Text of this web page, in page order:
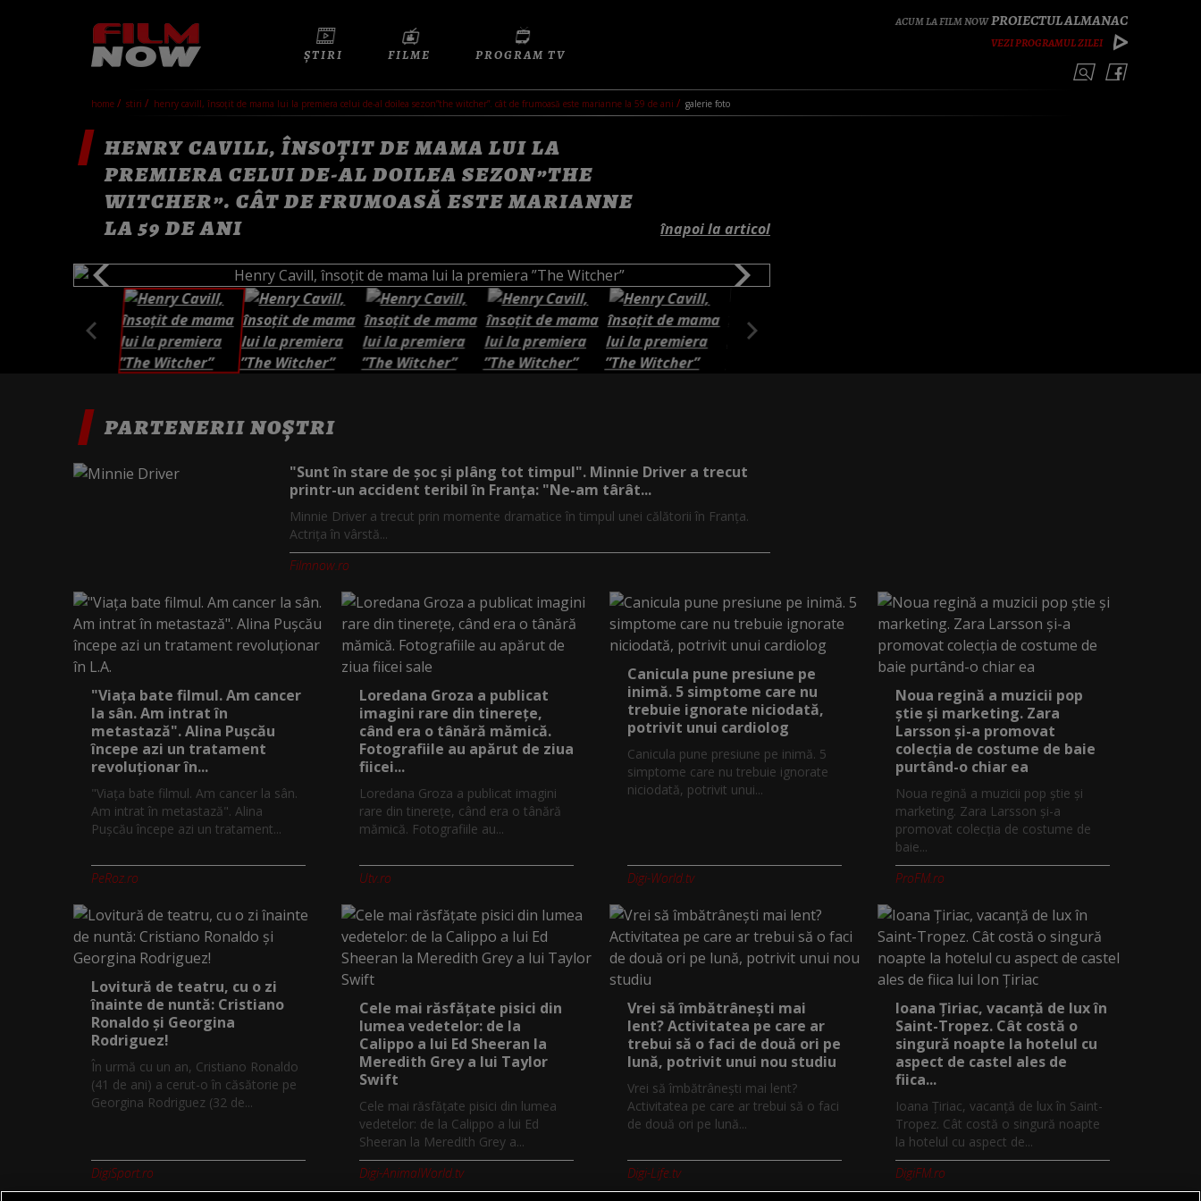
PROIECTUL ALMANAC
VEZI PROGRAMUL ZILEI
ȘTIRI FILME PROGRAM TV
home stiri henry cavill, însoțit de mama lui la premiera celui de-al doilea sezon”the witcher”. cât de frumoasă este marianne la 59 de ani galerie foto
HENRY CAVILL, ÎNSOȚIT DE MAMA LUI LA
PREMIERA CELUI DE-AL DOILEA SEZON”THE
WITCHER”. CÂT DE FRUMOASĂ ESTE MARIANNE
LA 59 DE ANI
înapoi la articol
PARTENERII NOȘTRI
"Sunt în stare de șoc și plâng tot timpul". Minnie Driver a trecut
printr-un accident teribil în Franța: "Ne-am târât...
Minnie Driver a trecut prin momente dramatice în timpul unei călătorii în Franța.
Actrița în vârstă...
Filmnow.ro
"Viața bate filmul. Am cancer
la sân. Am intrat în
metastază". Alina Pușcău
începe azi un tratament
revoluționar în...
"Viața bate filmul. Am cancer la sân.
Am intrat în metastază". Alina
Pușcău începe azi un tratament...
PeRoz.ro
Loredana Groza a publicat
imagini rare din tinerețe,
când era o tânără mămică.
Fotografiile au apărut de ziua
fiicei...
Loredana Groza a publicat imagini
rare din tinerețe, când era o tânără
mămică. Fotografiile au...
Utv.ro
Canicula pune presiune pe
inimă. 5 simptome care nu
trebuie ignorate niciodată,
potrivit unui cardiolog
Canicula pune presiune pe inimă. 5
simptome care nu trebuie ignorate
niciodată, potrivit unui...
Digi-World.tv
Noua regină a muzicii pop
știe și marketing. Zara
Larsson și-a promovat
colecția de costume de baie
purtând-o chiar ea
Noua regină a muzicii pop știe și
marketing. Zara Larsson și-a
promovat colecția de costume de
baie...
ProFM.ro
Lovitură de teatru, cu o zi
înainte de nuntă: Cristiano
Ronaldo și Georgina
Rodriguez!
În urmă cu un an, Cristiano Ronaldo
(41 de ani) a cerut-o în căsătorie pe
Georgina Rodriguez (32 de...
DigiSport.ro
Cele mai răsfățate pisici din
lumea vedetelor: de la
Calippo a lui Ed Sheeran la
Meredith Grey a lui Taylor
Swift
Cele mai răsfățate pisici din lumea
vedetelor: de la Calippo a lui Ed
Sheeran la Meredith Grey a...
Digi-AnimalWorld.tv
Vrei să îmbătrânești mai
lent? Activitatea pe care ar
trebui să o faci de două ori pe
lună, potrivit unui nou studiu
Vrei să îmbătrânești mai lent?
Activitatea pe care ar trebui să o faci
de două ori pe lună...
Digi-Life.tv
Ioana Țiriac, vacanță de lux în
Saint-Tropez. Cât costă o
singură noapte la hotelul cu
aspect de castel ales de
fiica...
Ioana Țiriac, vacanță de lux în Saint-
Tropez. Cât costă o singură noapte
la hotelul cu aspect de...
DigiFM.ro